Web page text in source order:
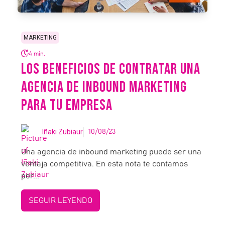
MARKETING
4 min.
LOS BENEFICIOS DE CONTRATAR UNA
AGENCIA DE INBOUND MARKETING
PARA TU EMPRESA
Iñaki Zubiaur 10/08/23
Una agencia de inbound marketing puede ser una
ventaja competitiva. En esta nota te contamos
por...
SEGUIR LEYENDO